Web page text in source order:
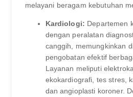
melayani beragam kebutuhan
Kardiologi: Departemen
dengan peralatan
canggih, memungkinkan
pengobatan efektif
Layanan meliputi
ekokardiografi, tes stres,
dan angioplasti koroner.